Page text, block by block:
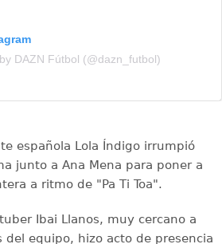
DAZN Fútbol (@dazn_futbol)
española Lola Índigo irrumpió
junto a Ana Mena para poner a
a ritmo de "Pa Ti Toa".
Ibai Llanos, muy cercano a
del equipo, hizo acto de presencia